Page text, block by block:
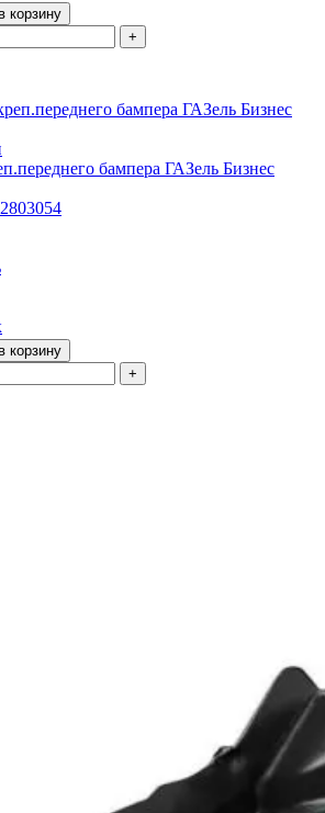
корзину
+
бампера ГАЗель Бизнес
корзину
+